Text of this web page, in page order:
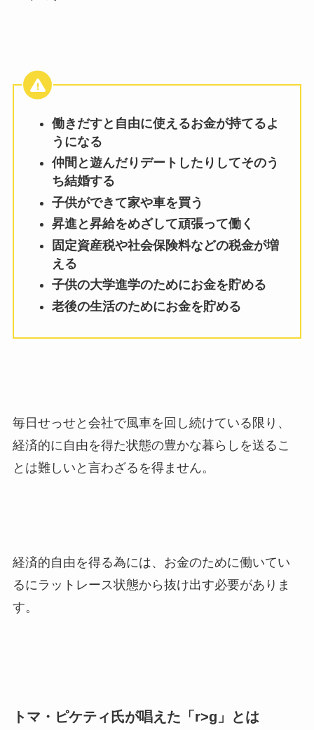
働きだすと自由に使えるお金が持てるよ
うになる
仲間と遊んだりデートしたりしてそのう
ち結婚する
子供ができて家や車を買う
昇進と昇給をめざして頑張って働く
固定資産税や社会保険料などの税金が増
える
子供の大学進学のためにお金を貯める
老後の生活のためにお金を貯める
毎日せっせと会社で風車を回し続けている限り、
経済的に自由を得た状態の豊かな暮らしを送るこ
とは難しいと言わざるを得ません。
経済的自由を得る為には、お金のために働いてい
るにラットレース状態から抜け出す必要がありま
す。
トマ・ピケティ氏が唱えた「r>g」とは